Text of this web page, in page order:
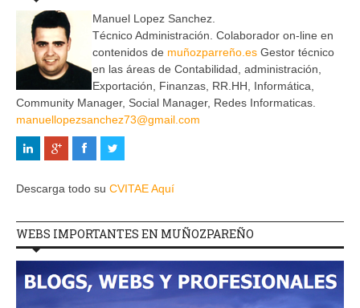
Manuel Lopez Sanchez.
Técnico Administración. Colaborador on-line en
contenidos de muñozparreño.es Gestor técnico
en las áreas de Contabilidad, administración,
Exportación, Finanzas, RR.HH, Informática,
Community Manager, Social Manager, Redes Informaticas.
manuellopezsanchez73@gmail.com
Descarga todo su CVITAE Aquí
WEBS IMPORTANTES EN MUÑOZPAREÑO